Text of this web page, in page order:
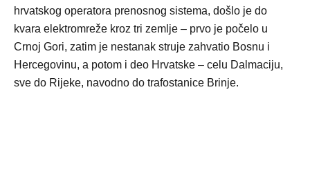
hrvatskog operatora prenosnog sistema, došlo je do
kvara elektromreže kroz tri zemlje – prvo je počelo u
Crnoj Gori, zatim je nestanak struje zahvatio Bosnu i
Hercegovinu, a potom i deo Hrvatske – celu Dalmaciju,
sve do Rijeke, navodno do trafostanice Brinje.